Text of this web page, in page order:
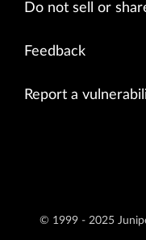
Do not sell or
Feedback
Report a
© 1999 - 2025